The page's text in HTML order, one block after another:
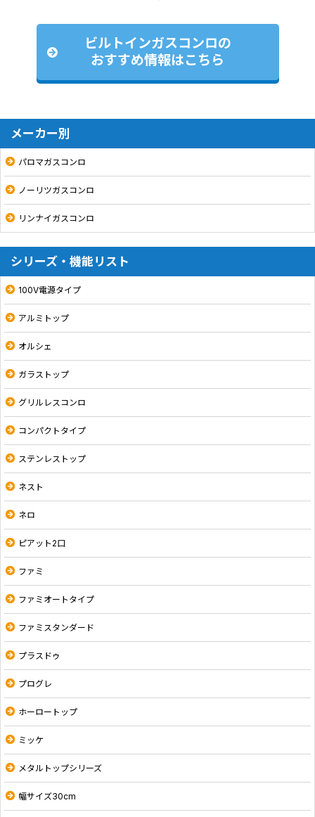
ビルトインガスコンロの
おすすめ情報はこちら
メーカー別
パロマガスコンロ
ノーリツガスコンロ
リンナイガスコンロ
シリーズ・機能リスト
100V電源タイプ
アルミトップ
オルシェ
ガラストップ
グリルレスコンロ
コンパクトタイプ
ステンレストップ
ネスト
ネロ
ピアット2口
ファミ
ファミオートタイプ
ファミスタンダード
プラスドゥ
プログレ
ホーロートップ
ミッケ
メタルトップシリーズ
幅サイズ30cm